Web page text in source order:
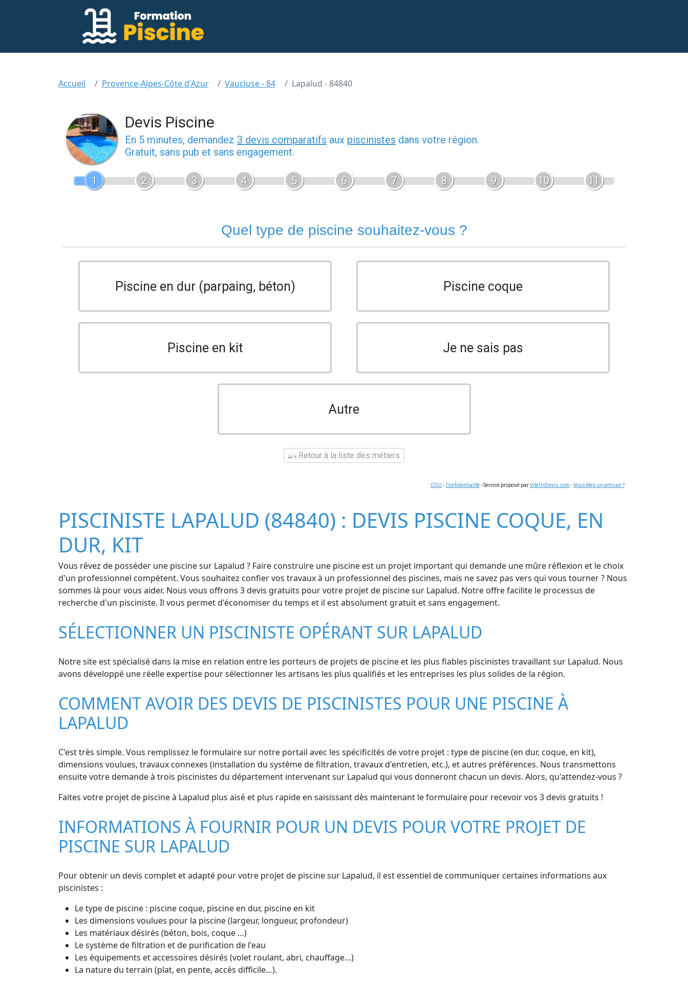
Accueil Provence-Alpes-Côte d'Azur Vaucluse - 84 Lapalud - 84840
Devis Piscine
En 5 minutes, demandez 3 devis comparatifs aux piscinistes dans votre région.
Gratuit, sans pub et sans engagement.
1 2 3 4 5 6 7 8 9 10 11
Quel type de piscine souhaitez-vous ?
Piscine en dur (parpaing, béton) Piscine coque
Piscine en kit Je ne sais pas
Autre
Retour à la liste des métiers
CGU - Confidentialité- Service proposé parViteUnDevis.com -Vous êtes un artisan ?
PISCINISTE LAPALUD (84840) : DEVIS PISCINE COQUE, EN
DUR, KIT
Vous rêvez de posséder une piscine sur Lapalud ? Faire construire une piscine est un projet important qui demande une mûre réflexion et le choix
d'un professionnel compétent. Vous souhaitez confier vos travaux à un professionnel des piscines, mais ne savez pas vers qui vous tourner ? Nous
sommes là pour vous aider. Nous vous offrons 3 devis gratuits pour votre projet de piscine sur Lapalud. Notre offre facilite le processus de
recherche d'un pisciniste. Il vous permet d'économiser du temps et il est absolument gratuit et sans engagement.
SÉLECTIONNER UN PISCINISTE OPÉRANT SUR LAPALUD
Notre site est spécialisé dans la mise en relation entre les porteurs de projets de piscine et les plus fiables piscinistes travaillant sur Lapalud. Nous
avons développé une réelle expertise pour sélectionner les artisans les plus qualifiés et les entreprises les plus solides de la région.
COMMENT AVOIR DES DEVIS DE PISCINISTES POUR UNE PISCINE À
LAPALUD
C'est très simple. Vous remplissez le formulaire sur notre portail avec les spécificités de votre projet : type de piscine (en dur, coque, en kit),
dimensions voulues, travaux connexes (installation du système de filtration, travaux d'entretien, etc.), et autres préférences. Nous transmettons
ensuite votre demande à trois piscinistes du département intervenant sur Lapalud qui vous donneront chacun un devis. Alors, qu'attendez-vous ?
Faites votre projet de piscine à Lapalud plus aisé et plus rapide en saisissant dès maintenant le formulaire pour recevoir vos 3 devis gratuits !
INFORMATIONS À FOURNIR POUR UN DEVIS POUR VOTRE PROJET DE
PISCINE SUR LAPALUD
Pour obtenir un devis complet et adapté pour votre projet de piscine sur Lapalud, il est essentiel de communiquer certaines informations aux
piscinistes :
Le type de piscine : piscine coque, piscine en dur, piscine en kit
Les dimensions voulues pour la piscine (largeur, longueur, profondeur)
Les matériaux désirés (béton, bois, coque …)
Le système de filtration et de purification de l'eau
Les équipements et accessoires désirés (volet roulant, abri, chauffage…)
La nature du terrain (plat, en pente, accès difficile…).